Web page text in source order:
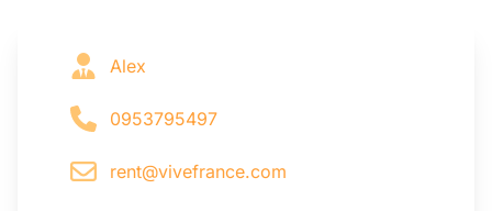
Alex
0953795497
rent@vivefrance.com